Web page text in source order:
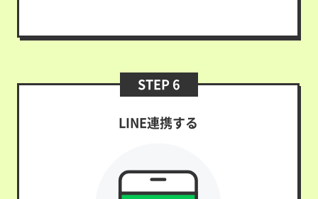
STEP 6
LINE連携する